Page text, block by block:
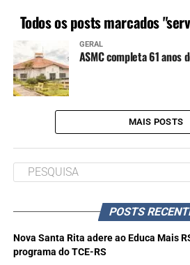
Todos os posts marcados
GERAL
ASMC completa 61 anos
MAIS POSTS
POSTS
Nova Santa Rita adere ao Educa Mais
programa do TCE-RS